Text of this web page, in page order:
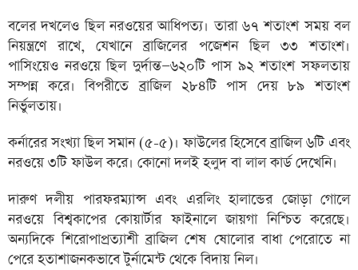
বলের দখলেও ছিল নরওয়ের আধিপত্য। তারা ৬৭ শতাংশ সময় বল
নিয়ন্ত্রণে রাখে, যেখানে ব্রাজিলের পজেশন ছিল ৩৩ শতাংশ।
পাসিংয়েও নরওয়ে ছিল দুর্দান্ত—৬২০টি পাস ৯২ শতাংশ সফলতায়
সম্পন্ন করে। বিপরীতে ব্রাজিল ২৮৪টি পাস দেয় ৮৯ শতাংশ
নির্ভুলতায়।
কর্নারের সংখ্যা ছিল সমান (৫-৫)। ফাউলের হিসেবে ব্রাজিল ৬টি এবং
নরওয়ে ৩টি ফাউল করে। কোনো দলই হলুদ বা লাল কার্ড দেখেনি।
দারুণ দলীয় পারফরম্যান্স এবং এরলিং হালান্ডের জোড়া গোলে
নরওয়ে বিশ্বকাপের কোয়ার্টার ফাইনালে জায়গা নিশ্চিত করেছে।
অন্যদিকে শিরোপাপ্রত্যাশী ব্রাজিল শেষ ষোলোর বাধা পেরোতে না
পেরে হতাশাজনকভাবে টুর্নামেন্ট থেকে বিদায় নিল।